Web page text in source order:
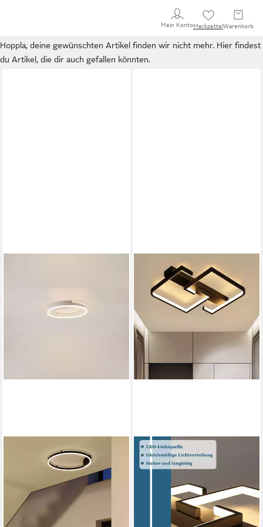
Mein KontoMerkzettel Warenkorb
Hoppla, deine gewünschten Artikel finden wir nicht mehr. Hier findest
du Artikel, die dir auch gefallen könnten.